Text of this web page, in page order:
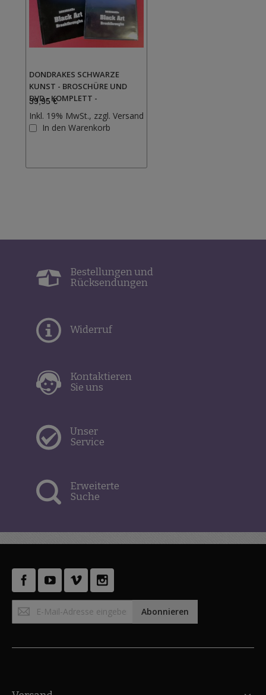
DONDRAKES SCHWARZE
KUNST - BROSCHÜRE UND
DVD - KOMPLETT -
39,95 €
Inkl. 19% MwSt., zzgl. Versand
In den Warenkorb
Bestellungen und
Rücksendungen
Widerruf
Kontaktieren
Sie uns
Unser
Service
Erweiterte
Suche
Anmeldung
zum
Abonnieren